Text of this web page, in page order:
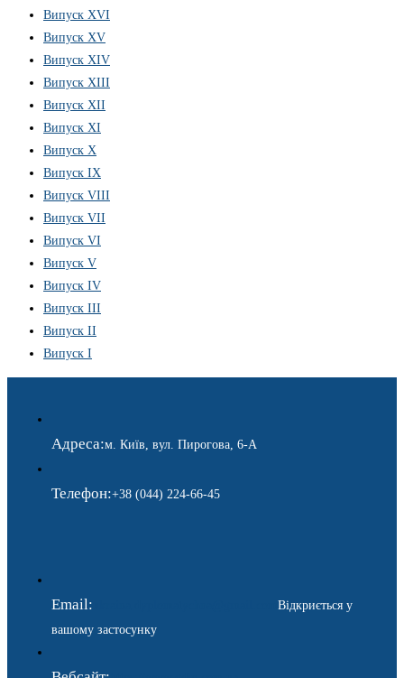
Випуск XVI
Випуск XV
Випуск XIV
Випуск XIII
Випуск XII
Випуск XI
Випуск X
Випуск IX
Випуск VIII
Випуск VII
Випуск VI
Випуск V
Випуск IV
Випуск III
Випуск II
Випуск I
Адреса:м. Київ, вул. Пирогова, 6-А
Телефон:+38 (044) 224-66-45
Email:
Відкриється у
вашому застосунку